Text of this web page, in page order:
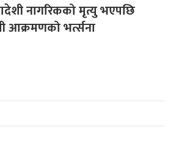
नागरिकको मृत्यु भएपछि
आक्रमणको भर्त्सना